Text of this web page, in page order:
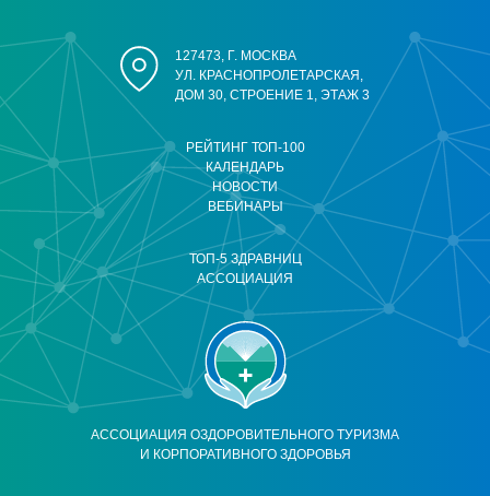
АССОЦИАЦИЯ ОЗДОРОВИТЕЛЬНОГО ТУРИЗМА
И КОРПОРАТИВНОГО ЗДОРОВЬЯ
РЕЙТИНГ ТОП-100
КАЛЕНДАРЬ
НОВОСТИ
ВЕБИНАРЫ
ТОП-5 ЗДРАВНИЦ
АССОЦИАЦИЯ
127473, Г. МОСКВА
УЛ. КРАСНОПРОЛЕТАРСКАЯ,
ДОМ 30, СТРОЕНИЕ 1, ЭТАЖ 3